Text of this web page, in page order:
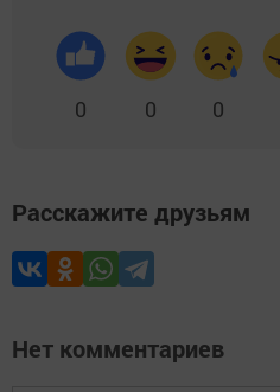
0 0 0
Расскажите друзьям
Нет комментариев